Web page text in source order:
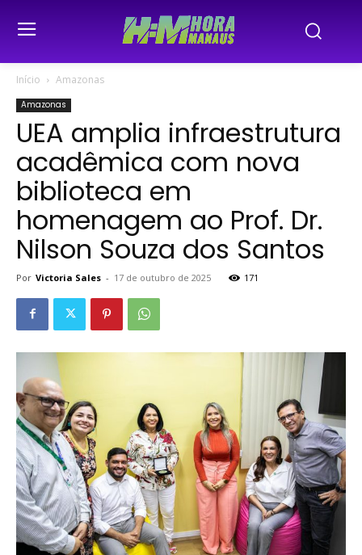
Início Amazonas
Amazonas
UEA amplia infraestrutura
acadêmica com nova
biblioteca em
homenagem ao Prof. Dr.
Nilson Souza dos Santos
Por Victoria Sales - 17 de outubro de 2025 171